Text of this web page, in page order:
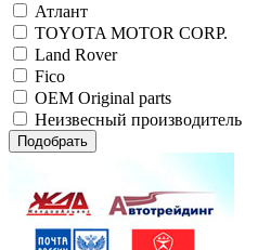
Атлант
TOYOTA MOTOR CORP.
Land Rover
Fico
OEM Original parts
Неизвесный производитель
Подобрать